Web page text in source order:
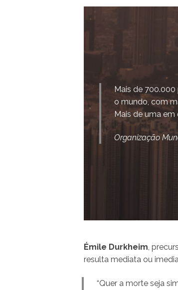
Mais de
o mundo, com
Mais de uma em
Organização
Émile Durkheim,
resulta mediata ou
“Quer a morte seja